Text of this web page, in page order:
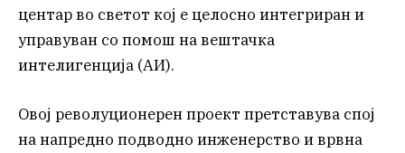
центар во светот кој е целосно интегриран и
управуван со помош на вештачка
интелигенција (АИ).
Овој револуционерен проект претставува спој
на напредно подводно инженерство и врвна